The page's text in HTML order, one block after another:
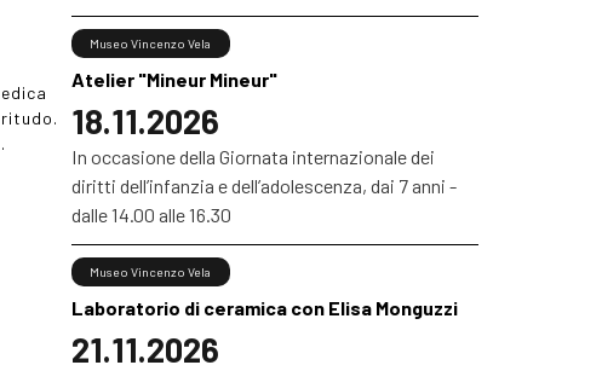
Atelier "Mineur Mineur"
18.11.2026
Museo Vincenzo Vela
In occasione della Giornata internazionale dei
diritti dell’infanzia e dell’adolescenza, dai 7 anni -
dalle 14.00 alle 16.30
Laboratorio di ceramica con Elisa Monguzzi
21.11.2026
Museo Vincenzo Vela